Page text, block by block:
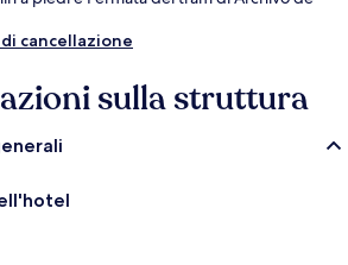
cancellazione
sulla struttura